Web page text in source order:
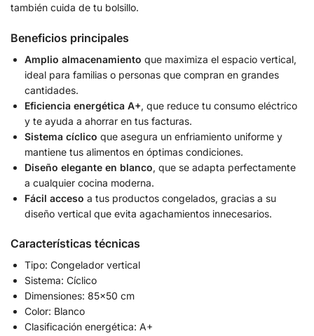
también cuida de tu bolsillo.
Beneficios principales
Amplio almacenamiento que maximiza el espacio vertical,
ideal para familias o personas que compran en grandes
cantidades.
Eficiencia energética A+, que reduce tu consumo eléctrico
y te ayuda a ahorrar en tus facturas.
Sistema cíclico que asegura un enfriamiento uniforme y
mantiene tus alimentos en óptimas condiciones.
Diseño elegante en blanco, que se adapta perfectamente
a cualquier cocina moderna.
Fácil acceso a tus productos congelados, gracias a su
diseño vertical que evita agachamientos innecesarios.
Características técnicas
Tipo: Congelador vertical
Sistema: Cíclico
Dimensiones: 85×50 cm
Color: Blanco
Clasificación energética: A+